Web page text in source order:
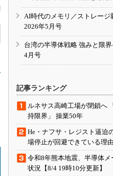
AI時代のメモリ／ストレー
2026年5月号
台湾の半導体戦略 強みと限
4月号
記事ランキング
ルネサス高崎工場が閉鎖へ
持限界」 操業50年
He・ナフサ・レジスト逼
場停止が回避できている理由
令和8年熊本地震、半導体
状況【8/4 19時10分更新】